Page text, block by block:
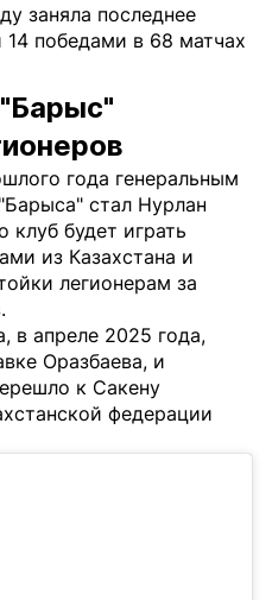
заняла последнее
победами в 68 матчах
года генеральным
стал Нурлан
клуб будет играть
из Казахстана и
легионерам за
в апреле 2025 года,
Оразбаева, и
к Сакену
федерации